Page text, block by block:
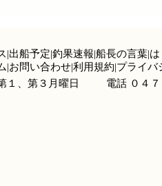
|出船予定|釣果速報|船長の言葉|
|お問い合わせ|利用規約|プライバ
１、第３月曜日
電話 ０４